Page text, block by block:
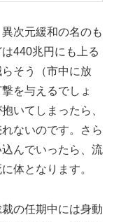
次元緩和の名のも
440兆円にも上る
そう（市中に放
を与えるでしょ
いてしまったら、
ないのです。さら
んでいったら、流
体となります。
の任期中には身動